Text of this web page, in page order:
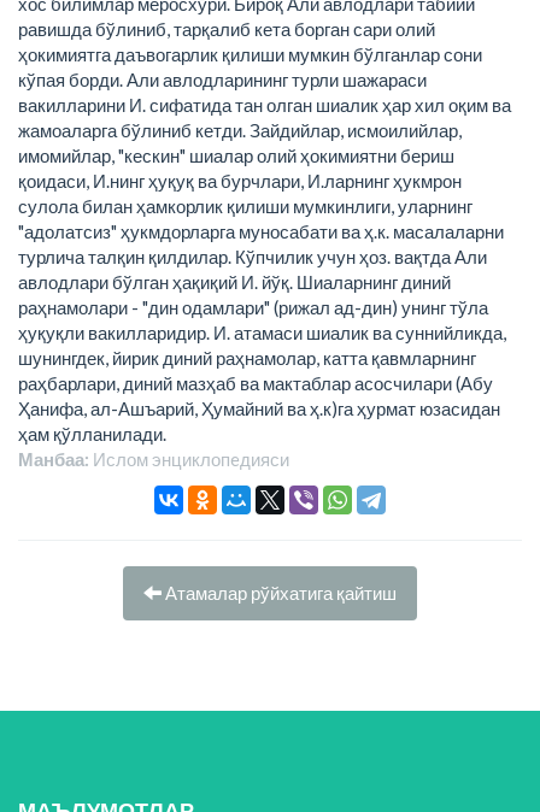
равишда бўлиниб, тарқалиб кета борган сари олий
ҳокимиятга даъвогарлик қилиши мумкин бўлганлар сони
кўпая борди. Али авлодларининг турли шажараси
вакилларини И. сифатида тан олган шиалик ҳар хил оқим ва
жамоаларга бўлиниб кетди. Зайдийлар, исмоилийлар,
имомийлар, "кескин" шиалар олий ҳокимиятни бериш
қоидаси, И.нинг ҳуқуқ ва бурчлари, И.ларнинг ҳукмрон
сулола билан ҳамкорлик қилиши мумкинлиги, уларнинг
"адолатсиз" ҳукмдорларга муносабати ва ҳ.к. масалаларни
турлича талқин қилдилар. Кўпчилик учун ҳоз. вақтда Али
авлодлари бўлган ҳақиқий И. йўқ. Шиаларнинг диний
раҳнамолари - "дин одамлари" (рижал ад-дин) унинг тўла
ҳуқуқли вакилларидир. И. атамаси шиалик ва суннийликда,
шунингдек, йирик диний раҳнамолар, катта қавмларнинг
раҳбарлари, диний мазҳаб ва мактаблар асосчилари (Абу
Ҳанифа, ал-Ашъарий, Ҳумайний ва ҳ.к)га ҳурмат юзасидан
ҳам қўлланилади.
Манбаа: Ислом энциклопeдияси
Атамалар рўйхатига қайтиш